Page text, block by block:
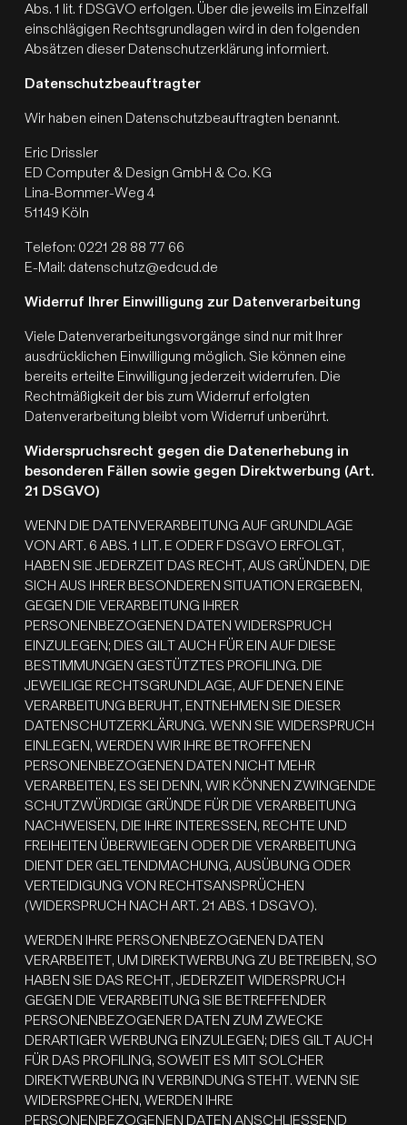
Abs. 1 lit. f DSGVO erfolgen. Über die jeweils im Einzelfall
einschlägigen Rechtsgrundlagen wird in den folgenden
Absätzen dieser Datenschutzerklärung informiert.
Datenschutz­beauftragter
Wir haben einen Datenschutzbeauftragten benannt.
Eric Drissler
ED Computer & Design GmbH & Co. KG
Lina-Bommer-Weg 4
51149 Köln
Telefon: 0221 28 88 77 66
E-Mail: datenschutz@edcud.de
Widerruf Ihrer Einwilligung zur Datenverarbeitung
Viele Datenverarbeitungsvorgänge sind nur mit Ihrer
ausdrücklichen Einwilligung möglich. Sie können eine
bereits erteilte Einwilligung jederzeit widerrufen. Die
Rechtmäßigkeit der bis zum Widerruf erfolgten
Datenverarbeitung bleibt vom Widerruf unberührt.
Widerspruchsrecht gegen die Datenerhebung in
besonderen Fällen sowie gegen Direktwerbung (Art.
21 DSGVO)
WENN DIE DATENVERARBEITUNG AUF GRUNDLAGE
VON ART. 6 ABS. 1 LIT. E ODER F DSGVO ERFOLGT,
HABEN SIE JEDERZEIT DAS RECHT, AUS GRÜNDEN, DIE
SICH AUS IHRER BESONDEREN SITUATION ERGEBEN,
GEGEN DIE VERARBEITUNG IHRER
PERSONENBEZOGENEN DATEN WIDERSPRUCH
EINZULEGEN; DIES GILT AUCH FÜR EIN AUF DIESE
BESTIMMUNGEN GESTÜTZTES PROFILING. DIE
JEWEILIGE RECHTSGRUNDLAGE, AUF DENEN EINE
VERARBEITUNG BERUHT, ENTNEHMEN SIE DIESER
DATENSCHUTZERKLÄRUNG. WENN SIE WIDERSPRUCH
EINLEGEN, WERDEN WIR IHRE BETROFFENEN
PERSONENBEZOGENEN DATEN NICHT MEHR
VERARBEITEN, ES SEI DENN, WIR KÖNNEN ZWINGENDE
SCHUTZWÜRDIGE GRÜNDE FÜR DIE VERARBEITUNG
NACHWEISEN, DIE IHRE INTERESSEN, RECHTE UND
FREIHEITEN ÜBERWIEGEN ODER DIE VERARBEITUNG
DIENT DER GELTENDMACHUNG, AUSÜBUNG ODER
VERTEIDIGUNG VON RECHTSANSPRÜCHEN
(WIDERSPRUCH NACH ART. 21 ABS. 1 DSGVO).
WERDEN IHRE PERSONENBEZOGENEN DATEN
VERARBEITET, UM DIREKTWERBUNG ZU BETREIBEN, SO
HABEN SIE DAS RECHT, JEDERZEIT WIDERSPRUCH
GEGEN DIE VERARBEITUNG SIE BETREFFENDER
PERSONENBEZOGENER DATEN ZUM ZWECKE
DERARTIGER WERBUNG EINZULEGEN; DIES GILT AUCH
FÜR DAS PROFILING, SOWEIT ES MIT SOLCHER
DIREKTWERBUNG IN VERBINDUNG STEHT. WENN SIE
WIDERSPRECHEN, WERDEN IHRE
PERSONENBEZOGENEN DATEN ANSCHLIESSEND